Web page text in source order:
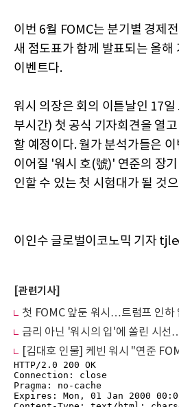
이번 6월 FOMC는 분기별 경제
새 점도표가 함께 발표되는 올해
이벤트다.
워시 의장은 회의 이튿날인 17
부시간) 첫 공식 기자회견을 열
할 예정이다. 월가 분석가들은
이어질 '워시 호(號)' 연준의 장
인할 수 있는 첫 시험대가 될 것
이인수 글로벌이코노믹 기자
[관련기사]
[김대호 인물] 케빈 워시 "연준